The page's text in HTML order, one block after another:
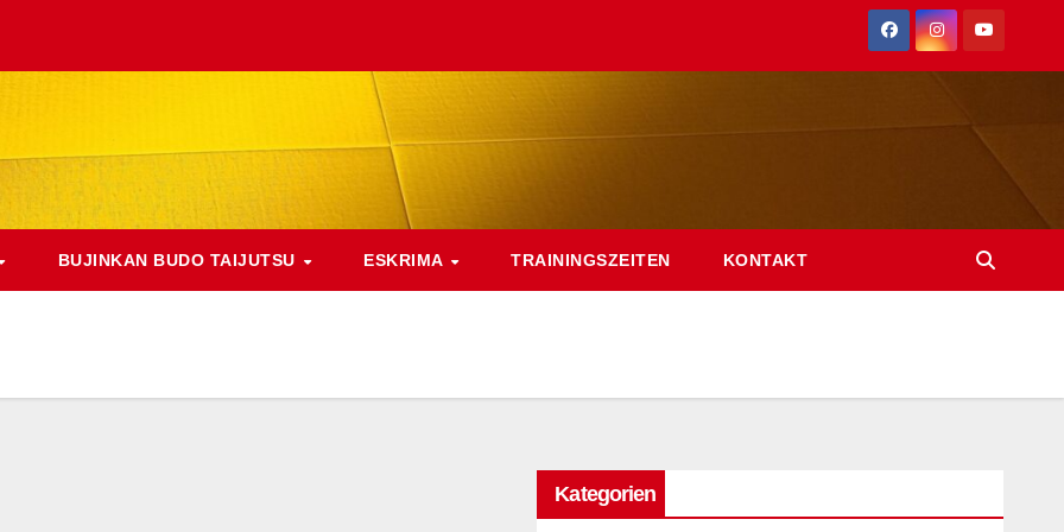
BUJINKAN BUDO TAIJUTSU ESKRIMA TRAININGSZEITEN KONTAKT
Kategorien